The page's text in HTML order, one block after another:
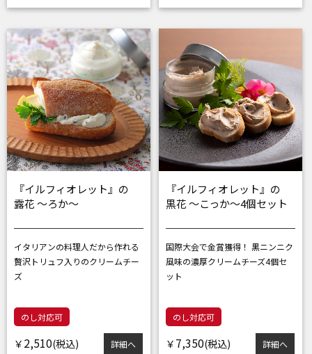
『イルフィオレット』の
露花 ～ろか～
イタリアンの料理人だから作れる
贅沢トリュフ入りのクリームチー
ズ
のし対応可
￥ 2,510 詳細へ
『イルフィオレット』の
黒花 ～こっか～4個セット
国際大会で金賞獲得！ 黒ニンニク
風味の濃厚クリームチーズ4個セ
ット
のし対応可
￥ 7,350 詳細へ